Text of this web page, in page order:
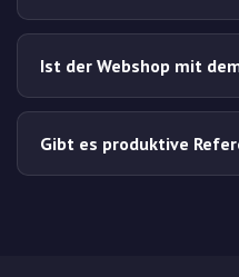
Ist der Webshop mit
Gibt es produktive